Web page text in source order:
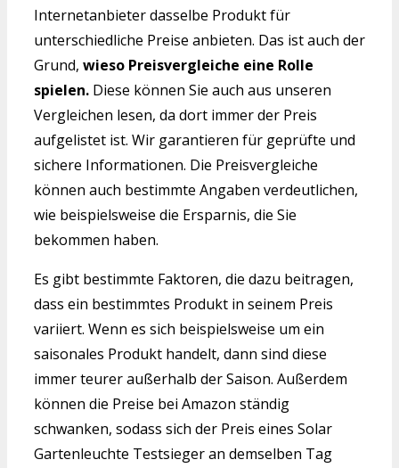
Internetanbieter dasselbe Produkt für
unterschiedliche Preise anbieten. Das ist auch der
Grund, wieso Preisvergleiche eine Rolle
spielen. Diese können Sie auch aus unseren
Vergleichen lesen, da dort immer der Preis
aufgelistet ist. Wir garantieren für geprüfte und
sichere Informationen. Die Preisvergleiche
können auch bestimmte Angaben verdeutlichen,
wie beispielsweise die Ersparnis, die Sie
bekommen haben.
Es gibt bestimmte Faktoren, die dazu beitragen,
dass ein bestimmtes Produkt in seinem Preis
variiert. Wenn es sich beispielsweise um ein
saisonales Produkt handelt, dann sind diese
immer teurer außerhalb der Saison. Außerdem
können die Preise bei Amazon ständig
schwanken, sodass sich der Preis eines Solar
Gartenleuchte Testsieger an demselben Tag